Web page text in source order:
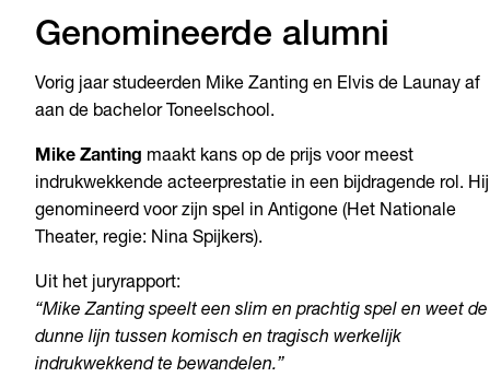
Genomineerde alumni
Vorig jaar studeerden Mike Zanting en Elvis de Launay af
aan de bachelor Toneelschool.
Mike Zanting maakt kans op de prijs voor meest
indrukwekkende acteerprestatie in een bijdragende rol.
genomineerd voor zijn spel in Antigone (Het Nationale
Theater, regie: Nina Spijkers).
Uit het juryrapport:
“Mike Zanting speelt een slim en prachtig spel en weet de
dunne lijn tussen komisch en tragisch werkelijk
indrukwekkend te bewandelen.”